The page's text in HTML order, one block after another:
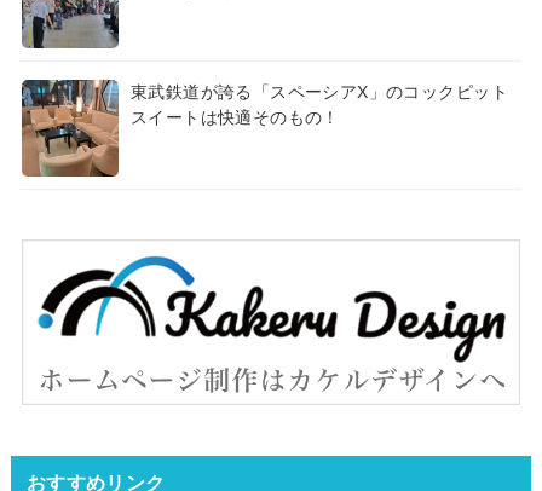
東武鉄道が誇る「スペーシアX」のコックピット
スイートは快適そのもの！
おすすめリンク